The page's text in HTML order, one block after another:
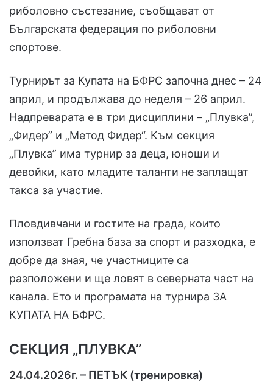
риболовно състезание, съобщават от
Българската федерация по риболовни
спортове.
Турнирът за Купата на БФРС започна днес – 24
април, и продължава до неделя – 26 април.
Надпреварата е в три дисциплини – „Плувка”,
„Фидер” и „Метод Фидер“. Към секция
„Плувка” има турнир за деца, юноши и
девойки, като младите таланти не заплащат
такса за участие.
Пловдивчани и гостите на града, които
използват Гребна база за спорт и разходка, е
добре да зная, че участниците са
разположени и ще ловят в северната част на
канала. Ето и програмата на турнира ЗА
КУПАТА НА БФРС.
СЕКЦИЯ „ПЛУВКА”
24.04.2026г. – ПЕТЪК (тренировка)